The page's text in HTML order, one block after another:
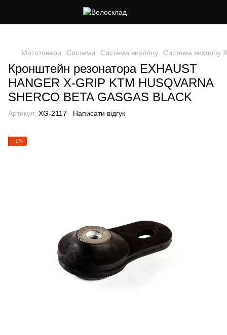
Мототовари Системи Система вихлопу Система вихлопу
Кронштейн резонатора EXHAUST
HANGER X-GRIP KTM HUSQVARNA
SHERCO BETA GASGAS BLACK
Артикул: XG-2117 Написати відгук
−1%